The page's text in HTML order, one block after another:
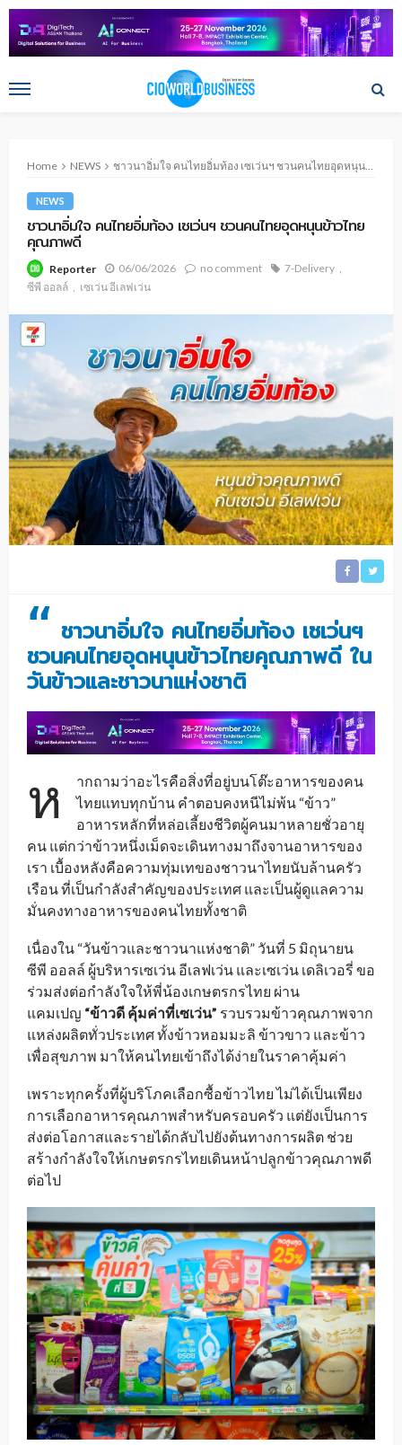
Home NEWS ชาวนาอิ่มใจ คนไทยอิ่มท้อง เซเว่นฯ ชวนคนไทยอุดหนุนข้าวไทยคุณภาพดี
NEWS
ชาวนาอิ่มใจ คนไทยอิ่มท้อง เซเว่นฯ ชวนคนไทยอุดหนุนข้าวไทย
คุณภาพดี
Reporter 06/06/2026 no comment
7-Delivery
ซีพี ออลล์
เซเว่น อีเลฟเว่น
“ ชาวนาอิ่มใจ คนไทยอิ่มท้อง เซเว่นฯ
ชวนคนไทยอุดหนุนข้าวไทยคุณภาพดี ใน
วันข้าวและชาวนาแห่งชาติ
ห
ากถามว่าอะไรคือสิ่งที่อยู่บนโต๊ะอาหารของคน
ไทยแทบทุกบ้าน คำตอบคงหนีไม่พ้น “ข้าว”
อาหารหลักที่หล่อเลี้ยงชีวิตผู้คนมาหลายชั่วอายุ
คน แต่กว่าข้าวหนึ่งเม็ดจะเดินทางมาถึงจานอาหารของ
เรา เบื้องหลังคือความทุ่มเทของชาวนาไทยนับล้านครัว
เรือน ที่เป็นกำลังสำคัญของประเทศ และเป็นผู้ดูแลความ
มั่นคงทางอาหารของคนไทยทั้งชาติ
เนื่องใน “วันข้าวและชาวนาแห่งชาติ” วันที่ 5 มิถุนายน
ซีพี ออลล์ ผู้บริหารเซเว่น อีเลฟเว่น และเซเว่น เดลิเวอรี่ ขอ
ร่วมส่งต่อกำลังใจให้พี่น้องเกษตรกรไทย ผ่าน
แคมเปญ “ข้าวดี คุ้มค่าที่เซเว่น” รวบรวมข้าวคุณภาพจาก
แหล่งผลิตทั่วประเทศ ทั้งข้าวหอมมะลิ ข้าวขาว และข้าว
เพื่อสุขภาพ มาให้คนไทยเข้าถึงได้ง่ายในราคาคุ้มค่า
เพราะทุกครั้งที่ผู้บริโภคเลือกซื้อข้าวไทย ไม่ได้เป็นเพียง
การเลือกอาหารคุณภาพสำหรับครอบครัว แต่ยังเป็นการ
ส่งต่อโอกาสและรายได้กลับไปยังต้นทางการผลิต ช่วย
สร้างกำลังใจให้เกษตรกรไทยเดินหน้าปลูกข้าวคุณภาพดี
ต่อไป